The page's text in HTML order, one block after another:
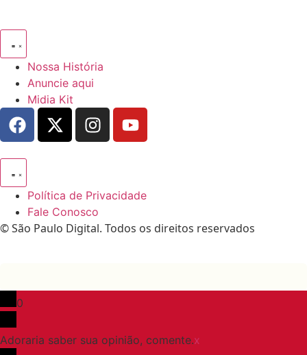
Nossa História
Anuncie aqui
Midia Kit
Política de Privacidade
Fale Conosco
© São Paulo Digital. Todos os direitos reservados
0
Adoraria saber sua opinião, comente.x